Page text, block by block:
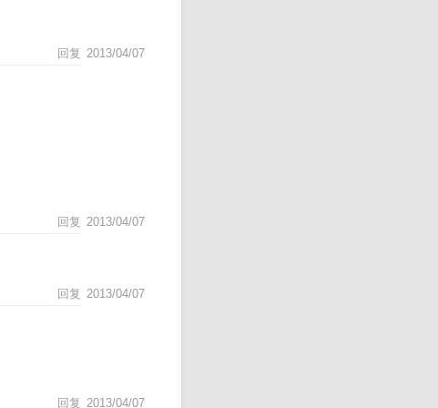
2013/04/07
回复
2013/04/07
回复
2013/04/07
回复
2013/04/07
回复